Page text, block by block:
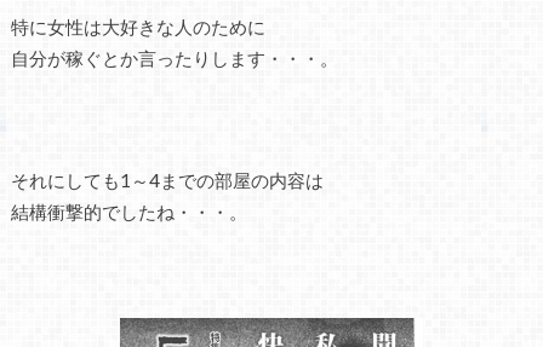
特に女性は大好きな人のために
自分が稼ぐとか言ったりします・・・。
それにしても1～4までの部屋の内容は
結構衝撃的でしたね・・・。